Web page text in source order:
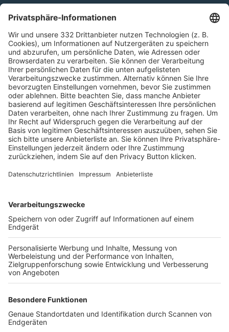
Kontakt
HÄUFIG BESUCHTE SEITEN
Pässe und Vereinswechsel
Trainerausbildung
Schulungsangebot Vereinsmitarbeiter
BFV-Geschäftsstellen
Trainerbörse
Login SpielPlus
FOLGE DEM BFV
TOP-VEREINE
TOP-PARTNER